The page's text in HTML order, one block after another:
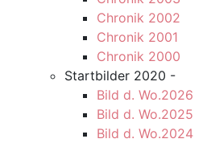
Chronik 2002
Chronik 2001
Chronik 2000
Startbilder 2020 -
Bild d. Wo.2026
Bild d. Wo.2025
Bild d. Wo.2024